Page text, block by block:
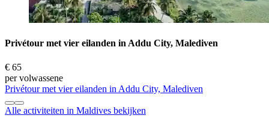
Privétour met vier eilanden in Addu City, Malediven
€ 65
per volwassene
Privétour met vier eilanden in Addu City, Malediven
Alle activiteiten in Maldives bekijken